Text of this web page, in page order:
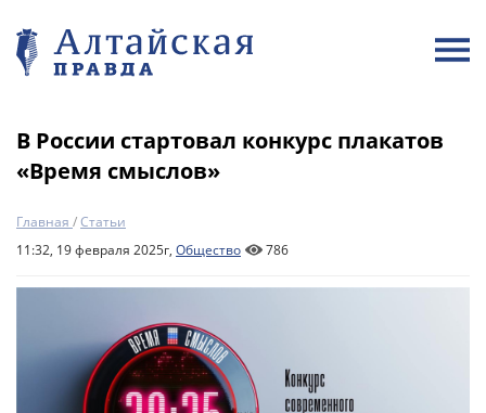
В России стартовал конкурс плакатов
«Время смыслов»
Главная /Статьи
11:32, 19 февраля 2025г, Общество 786